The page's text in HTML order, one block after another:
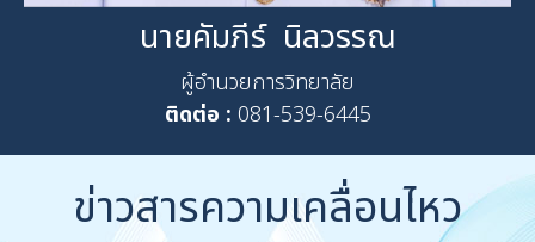
นายคัมภีร์ นิลวรรณ
ผู้อำนวยการวิทยาลัย
ติดต่อ : 081-539-6445
ข่าวสารความเคลื่อนไหว